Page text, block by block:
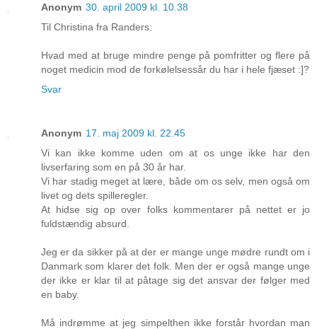
Anonym 30. april 2009 kl. 10.38
Til Christina fra Randers:
Hvad med at bruge mindre penge på pomfritter og flere på
noget medicin mod de forkølelsessår du har i hele fjæset :]?
Svar
Anonym 17. maj 2009 kl. 22.45
Vi kan ikke komme uden om at os unge ikke har den
livserfaring som en på 30 år har.
Vi har stadig meget at lære, både om os selv, men også om
livet og dets spilleregler.
At hidse sig op over folks kommentarer på nettet er jo
fuldstændig absurd.
Jeg er da sikker på at der er mange unge mødre rundt om i
Danmark som klarer det folk. Men der er også mange unge
der ikke er klar til at påtage sig det ansvar der følger med
en baby.
Må indrømme at jeg simpelthen ikke forstår hvordan man